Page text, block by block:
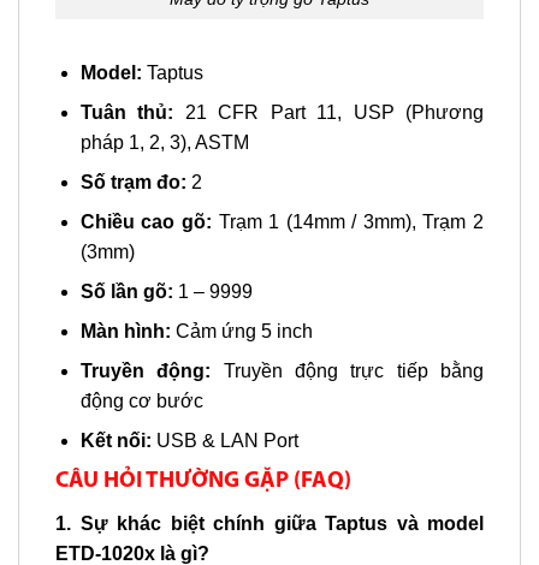
Model: Taptus
Tuân thủ: 21 CFR Part 11, USP (Phương
pháp 1, 2, 3), ASTM
Số trạm đo: 2
Chiều cao gõ: Trạm 1 (14mm / 3mm), Trạm 2
(3mm)
Số lần gõ: 1 – 9999
Màn hình: Cảm ứng 5 inch
Truyền động: Truyền động trực tiếp bằng
động cơ bước
Kết nối: USB & LAN Port
CÂU HỎI THƯỜNG GẶP (FAQ)
1. Sự khác biệt chính giữa Taptus và model
ETD-1020x là gì?